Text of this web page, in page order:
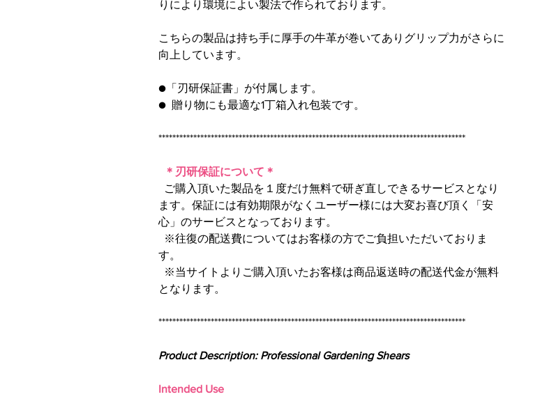
りにより環境によい製法で作られております。
こちらの製品は持ち手に厚手の牛革が巻いてありグリップ力がさらに
向上しています。
●「刃研保証書」が付属します。
● 贈り物にも最適な1丁箱入れ包装です。
****************************************************************************************
＊刃研保証について＊
ご購入頂いた製品を１度だけ無料で研ぎ直しできるサービスとなり
ます。保証には有効期限がなくユーザー様には大変お喜び頂く「安
心」のサービスとなっております。
※往復の配送費についてはお客様の方でご負担いただいておりま
す。
※当サイトよりご購入頂いたお客様は商品返送時の配送代金が無料
となります。
****************************************************************************************
Product Description: Professional Gardening Shears
Intended Use